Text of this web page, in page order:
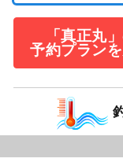
「真正丸
予約プラン